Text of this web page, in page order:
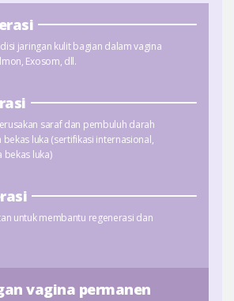
jaringan kulit bagian dalam vagina
Exosom, dll.
saraf dan pembuluh darah
bekas luka (sertifikasi internasional,
bekas luka)
untuk membantu regenerasi dan
vagina permanen